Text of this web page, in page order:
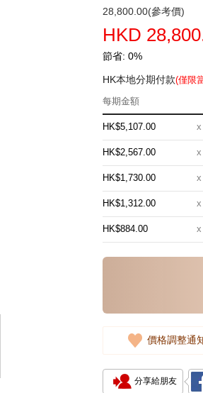
28,800.00(參考價)
HKD
節省: 0%
HK本地分期付款(僅限
每期金額
HK$5,107.00 x
HK$2,567.00 x
HK$1,730.00 x
HK$1,312.00 x
HK$884.00 x
價格調整通
分享給朋友